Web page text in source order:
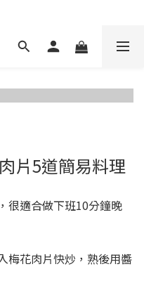
片5道簡易料理
很適合做下班10分鐘晚
梅花肉片快炒，熟後用醬